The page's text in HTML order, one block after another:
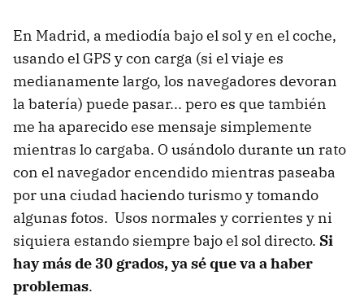
En Madrid, a mediodía bajo el sol y en el coche,
usando el GPS y con carga (si el viaje es
medianamente largo, los navegadores devoran
la batería) puede pasar... pero es que también
me ha aparecido ese mensaje simplemente
mientras lo cargaba. O usándolo durante un rato
con el navegador encendido mientras paseaba
por una ciudad haciendo turismo y tomando
algunas fotos. Usos normales y corrientes y ni
siquiera estando siempre bajo el sol directo. Si
hay más de 30 grados, ya sé que va a haber
problemas.